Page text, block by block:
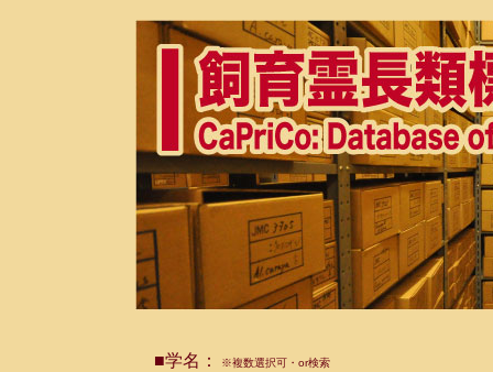
■学名： ※複数選択可・or検索